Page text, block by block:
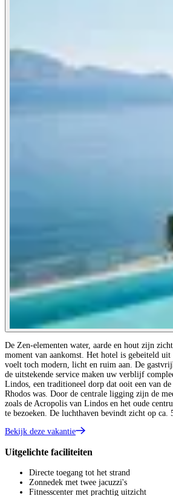
De Zen-elementen water, aarde en hout zijn
moment van aankomst. Het hotel is gebeiteld uit
voelt toch modern, licht en ruim aan. De
de uitstekende service maken uw verblijf
Lindos, een traditioneel dorp dat ooit een van de
Rhodos was. Door de centrale ligging zijn de
zoals de Acropolis van Lindos en het oude
te bezoeken. De luchthaven bevindt zicht op ca.
Bekijk deze vakantie
Uitgelichte faciliteiten
Directe toegang tot het strand
Zonnedek met twee jacuzzi's
Fitnesscenter met prachtig uitzicht